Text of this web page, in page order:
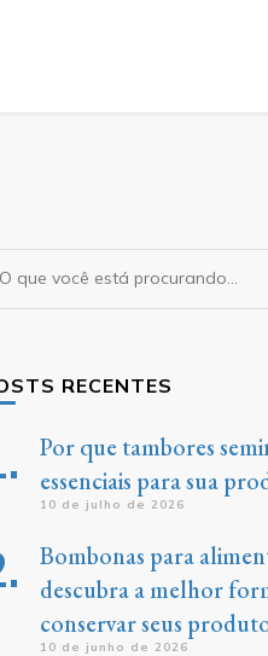
RECENTES
Por que tambores
essenciais para sua
10 de julho de 2026
Bombonas para
descubra a melhor
conservar seus
10 de junho de 2026